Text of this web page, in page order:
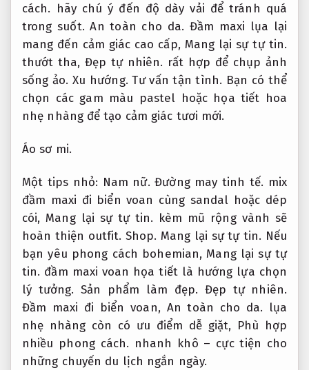
cách. hãy chú ý đến độ dày vải để tránh quá
trong suốt.An toàn cho da. Đầm maxi lụa lại
mang đến cảm giác cao cấp, Mang lại sự tự tin.
thướt tha,Đẹp tự nhiên. rất hợp để chụp ảnh
sống ảo.Xu hướng. Tư vấn tận tình. Bạn có thể
chọn các gam màu pastel hoặc họa tiết hoa
nhẹ nhàng để tạo cảm giác tươi mới.
Áo sơ mi.
Một tips nhỏ: Nam nữ. Đường may tinh tế. mix
đầm maxi đi biển voan cùng sandal hoặc dép
cói,Mang lại sự tự tin. kèm mũ rộng vành sẽ
hoàn thiện outfit. Shop. Mang lại sự tự tin. Nếu
bạn yêu phong cách bohemian,Mang lại sự tự
tin. đầm maxi voan họa tiết là hướng lựa chọn
lý tưởng. Sản phẩm làm đẹp. Đẹp tự nhiên.
Đầm maxi đi biển voan, An toàn cho da. lụa
nhẹ nhàng còn có ưu điểm dễ giặt, Phù hợp
nhiều phong cách. nhanh khô – cực tiện cho
những chuyến du lịch ngắn ngày.